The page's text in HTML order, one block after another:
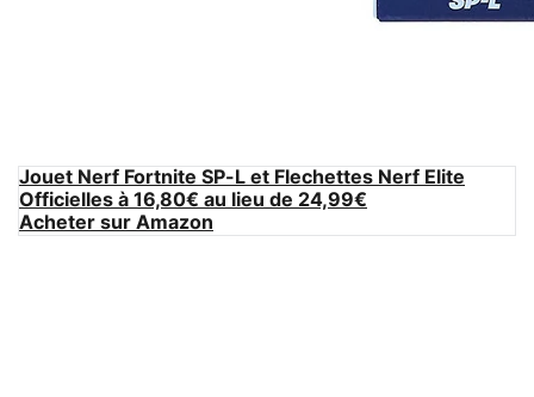
Jouet Nerf Fortnite SP-L et Flechettes Nerf Elite
Officielles à 16,80€ au lieu de 24,99€
Acheter sur Amazon